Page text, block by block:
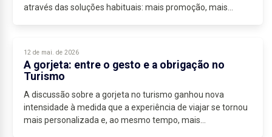
através das soluções habituais: mais promoção, mais
12 de mai. de 2026
A gorjeta: entre o gesto e a obrigação no
Turismo
A discussão sobre a gorjeta no turismo ganhou nova
intensidade à medida que a experiência de viajar se tornou
mais personalizada e, ao mesmo tempo, mais